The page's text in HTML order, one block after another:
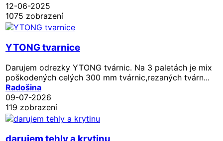
12-06-2025
1075 zobrazení
YTONG tvarnice
Darujem odrezky YTONG tvárnic. Na 3 paletách je mix
poškodených celých 300 mm tvárnic,rezaných tvárn...
Radošina
09-07-2026
119 zobrazení